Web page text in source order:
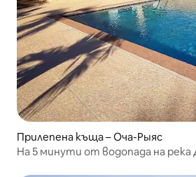
Прилепена къща – Оча-Рыяс
На 5 минути от водопада на река